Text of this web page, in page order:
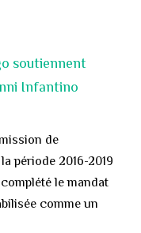
soutiennent
Infantino
de
période 2016-2019
le mandat
comme un